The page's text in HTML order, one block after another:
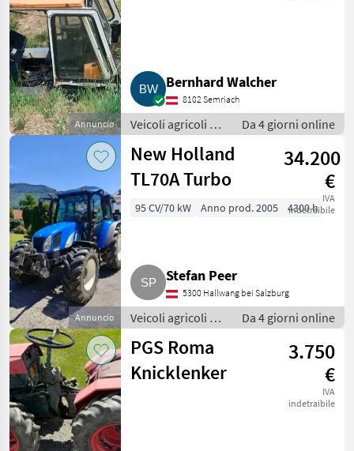
Annuncio
Bernhard Walcher
8102 Semriach
Veicoli agricoli a
motore / Carri a
motore
Da 4 giorni online
Annuncio
New Holland
TL70A Turbo
34.200
€
IVA
indetraibile
95 CV/70 kW Anno prod. 2005 4300 h
Stefan Peer
5300 Hallwang bei Salzburg
Veicoli agricoli a
motore / Carri a
motore
Da 4 giorni online
PGS Roma
Knicklenker
3.750
€
IVA
indetraibile